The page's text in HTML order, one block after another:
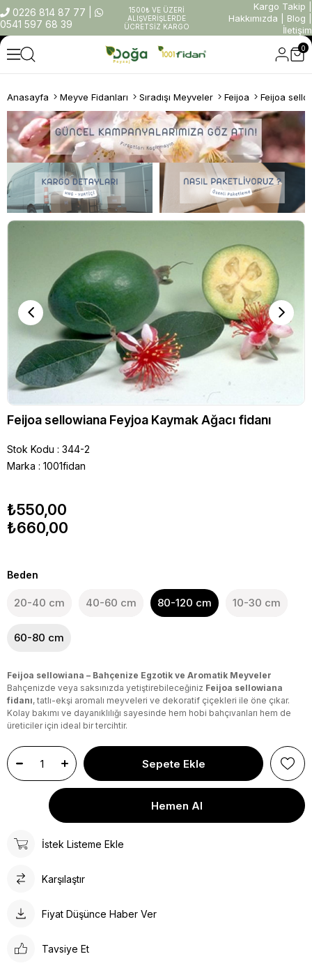
0226 814 87 77
0541 597 68 39
1500₺ VE ÜZERİ
ALIŞVERİŞLERDE
ÜCRETSİZ KARGO
Kargo Takip
Hakkımızda
Blog
İletişim
0
Anasayfa Meyve Fidanları Sıradışı Meyveler Feijoa Feijoa
Feijoa sellowiana Feyjoa Kaymak Ağacı fidanı
Stok Kodu
344-2
Marka : 1001fidan
₺550,00
₺660,00
Beden
20-40 cm 40-60 cm 80-120 cm 10-30 cm
60-80 cm
Feijoa sellowiana – Bahçenize Egzotik ve Aromatik Meyveler
Bahçenizde veya saksınızda yetiştirebileceğiniz Feijoa sellowiana
fidanı, tatlı-ekşi aromalı meyveleri ve dekoratif çiçekleri ile öne çıkar.
Kolay bakımı ve dayanıklılığı sayesinde hem hobi bahçıvanları hem de
üreticiler için ideal bir tercihtir.
İstek Listeme Ekle
Karşılaştır
Fiyat Düşünce Haber Ver
Tavsiye Et